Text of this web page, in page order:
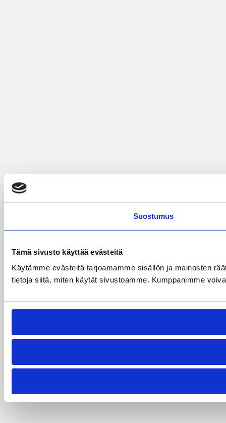
Suostumus
Tämä sivusto käyttää evästeitä
Käytämme evästeitä tarjoamamme sisällön ja mainosten
tietoja siitä, miten käytät sivustoamme. Kumppanimme